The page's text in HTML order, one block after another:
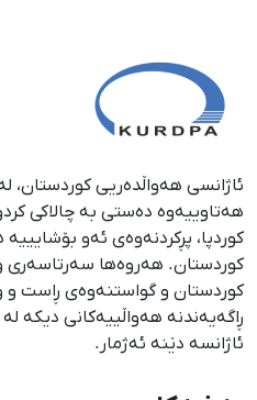
هەتاوییەوە دەستی بە چالاکی
كوردپا، پڕكردنەوەی ئەو
كوردستان. هەروەها سەرتاسەری
كوردستان و گواستنەوەی ڕاست و
ڕاگەیەندنە هەواڵییەكانی دیكە
ئاژانسە دێنە ئەژمار.